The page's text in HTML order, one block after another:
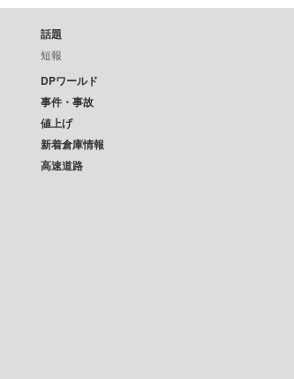
話題
短報
DPワールド
事件・事故
値上げ
新着倉庫情報
高速道路